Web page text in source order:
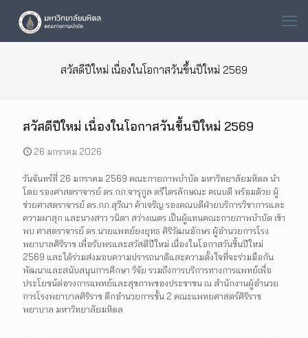
สวัสดีปีใหม่ เนื่องในโอกาสวันขึ้นปีใหม่ 2569
สวัสดีปีใหม่ เนื่องในโอกาสวันขึ้นปีใหม่ 2569
26 มกราคม 2026
วันจันทร์ที่ 26 มกราคม 2569 คณะกายภาพบำบัด มหาวิทยาลัยมหิดล นำ
โดย รองศาสตราจารย์ ดร.กภ.จารุกูล ตรีไตรลักษณะ คณบดี พร้อมด้วย ผู้
ช่วยศาสตราจารย์ ดร.กภ.สุวีณา ค้าเจริญ รองคณบดีฝ่ายบริการวิชาการและ
ความผาสุก และนางสาว วนิดา สว่างเนตร เป็นผู้แทนคณะกายภาพบำบัด เข้า
พบ ศาสตราจารย์ ดร.นายแพทย์ยงยุทธ ศิริวัฒนอักษร ผู้อำนวยการโรง
พยาบาลศิริราช เพื่อรับพรและสวัสดีปีใหม่ เนื่องในโอกาสวันขึ้นปีใหม่
2569 และได้ร่วมส่งมอบความปรารถนาดีและความตั้งใจที่จะร่วมมือกัน
พัฒนาและสนับสนุนการศึกษา วิจัย รวมถึงการบริการทางการแพทย์เพื่อ
ประโยชน์ต่อวงการแพทย์และสุขภาพของประชาชน ณ สำนักงานผู้อำนวย
การโรงพยาบาลศิริราช ตึกอำนวยการชั้น 2 คณะแพทยศาสตร์ศิริราช
พยาบาล มหาวิทยาลัยมหิดล